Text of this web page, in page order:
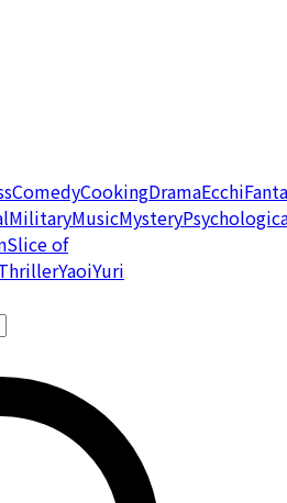
ComedyCookingDramaEcchi
MilitaryMusicMystery
Slice of
YaoiYuri